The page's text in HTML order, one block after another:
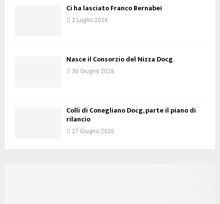
Ci ha lasciato Franco Bernabei
2 Luglio 2026
Nasce il Consorzio del Nizza Docg
30 Giugno 2026
Colli di Conegliano Docg, parte il piano di
rilancio
27 Giugno 2026